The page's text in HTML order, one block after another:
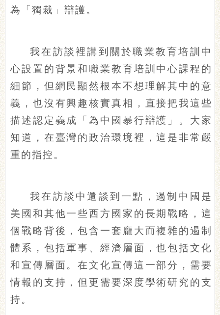
為「獨裁」辯護。
我在訪談裡講到關於職業教育培訓中
心設置的背景和職業教育培訓中心課程的
細節，但網民顯然根本不想理解其中的意
義，也沒有興趣核實真相，直接把我這些
描述認定義成「為中國暴行辯護」。大家
知道，在臺灣的政治環境裡，這是非常嚴
重的指控。
我在訪談中還談到一點，遏制中國是
美國和其他一些西方國家的長期戰略，這
個戰略背後，包含一套龐大而複雜的遏制
體系，包括軍事、經濟層面，也包括文化
和宣傳層面。在文化宣傳這一部分，需要
情報的支持，但更需要深度學術研究的支
持。